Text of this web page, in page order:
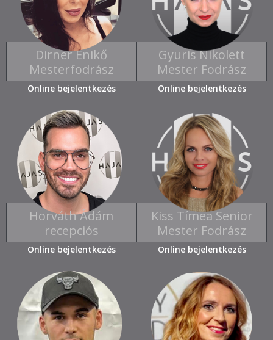
Dirner Enikő
Mesterfodrász
Online bejelentkezés
Gyuris Nikolett
Mester Fodrász
Online bejelentkezés
Horváth Ádám
recepciós
Online bejelentkezés
Kiss Tímea Senior
Mester Fodrász
Online bejelentkezés